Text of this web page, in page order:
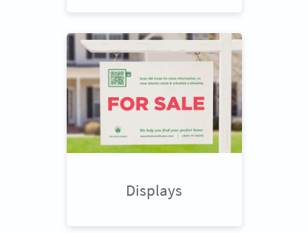
Displays